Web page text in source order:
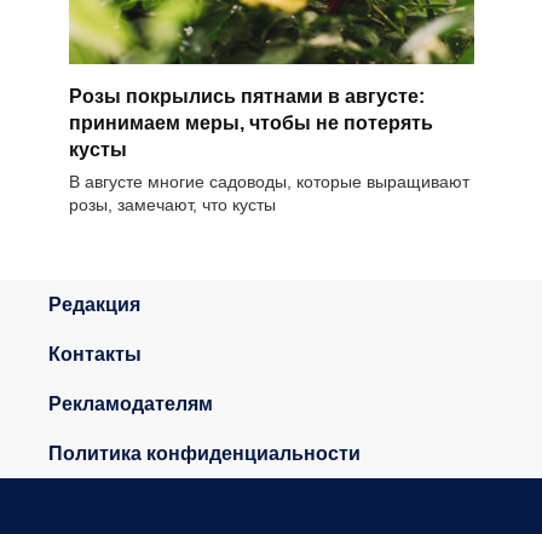
Розы покрылись пятнами в августе:
принимаем меры, чтобы не потерять
кусты
В августе многие садоводы, которые выращивают
розы, замечают, что кусты
Редакция
Контакты
Рекламодателям
Политика конфиденциальности